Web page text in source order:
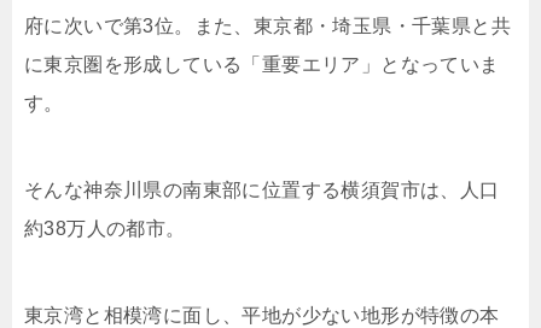
府に次いで第3位。また、東京都・埼玉県・千葉県と共
に東京圏を形成している「重要エリア」となっていま
す。
そんな神奈川県の南東部に位置する横須賀市は、人口
約38万人の都市。
東京湾と相模湾に面し、平地が少ない地形が特徴の本